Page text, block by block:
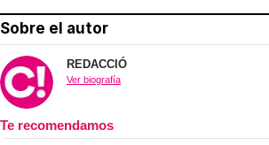
Sobre el autor
REDACCIÓ
Ver biografía